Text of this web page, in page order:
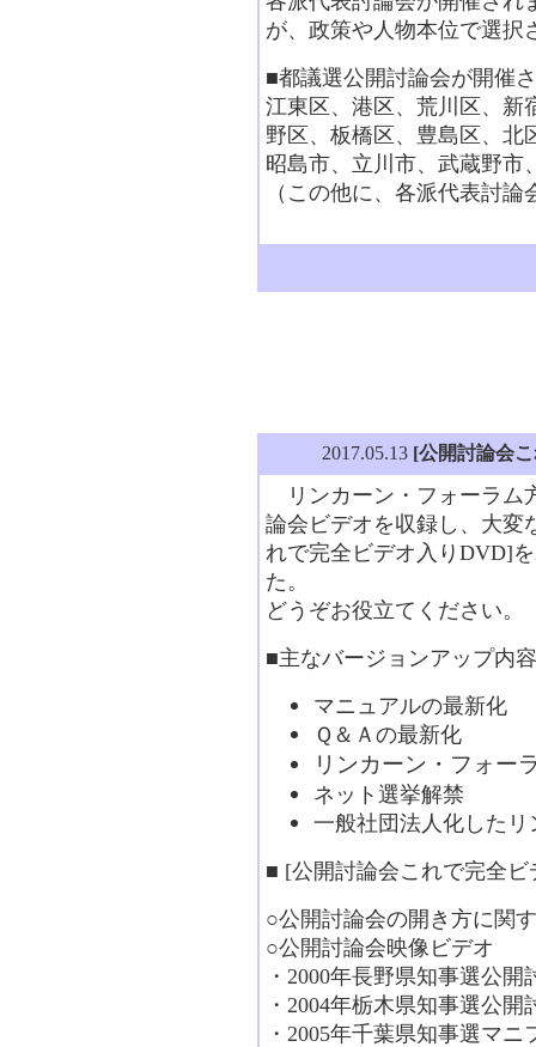
が、政策や人物本位で選択
■都議選公開討論会が開催
江東区、港区、荒川区、新
野区、板橋区、豊島区、北
昭島市、立川市、武蔵野市
（この他に、各派代表討論
2017.05.13 [公開討論会
リンカーン・フォーラム
論会ビデオを収録し、大変
れで完全ビデオ入りDVD]
た。
どうぞお役立てください。
■主なバージョンアップ内容
マニュアルの最新化
Ｑ＆Ａの最新化
リンカーン・フォー
ネット選挙解禁
一般社団法人化した
■ [公開討論会これで完全
○公開討論会の開き方に関
○公開討論会映像ビデオ
・2000年長野県知事選公
・2004年栃木県知事選公
・2005年千葉県知事選マ